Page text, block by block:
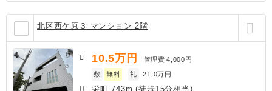
北区西ケ原３ マンション 2階
10.5万円 管理費 4,000円
敷
無料 礼 21.0万円
栄町 743m (徒歩15分相当)